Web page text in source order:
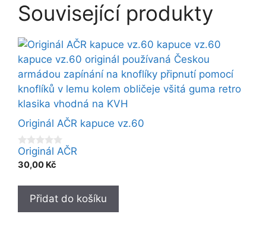
Související produkty
Originál AČR kapuce vz.60
0
o
u
o
Originál AČR
30,00 Kč
Přidat do košíku